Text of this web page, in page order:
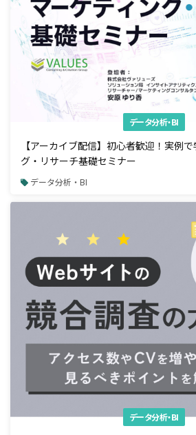
データ分析・BI
【アーカイブ配信】初心者歓迎！実例
グ・リサーチ基礎セミナー
データ分析・BI
データ分析・BI